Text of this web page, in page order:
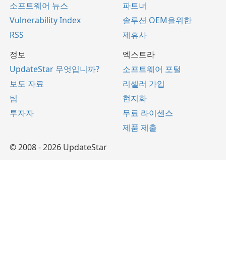
소프트웨어 뉴스
Vulnerability Index
RSS
파트너
솔루션 OEM을위한
제휴사
정보
UpdateStar 무엇입니까?
보도 자료
팀
투자자
엑스트라
소프트웨어 포털
리셀러 가입
현지화
무료 라이센스
제품 제출
© 2008 - 2026 UpdateStar